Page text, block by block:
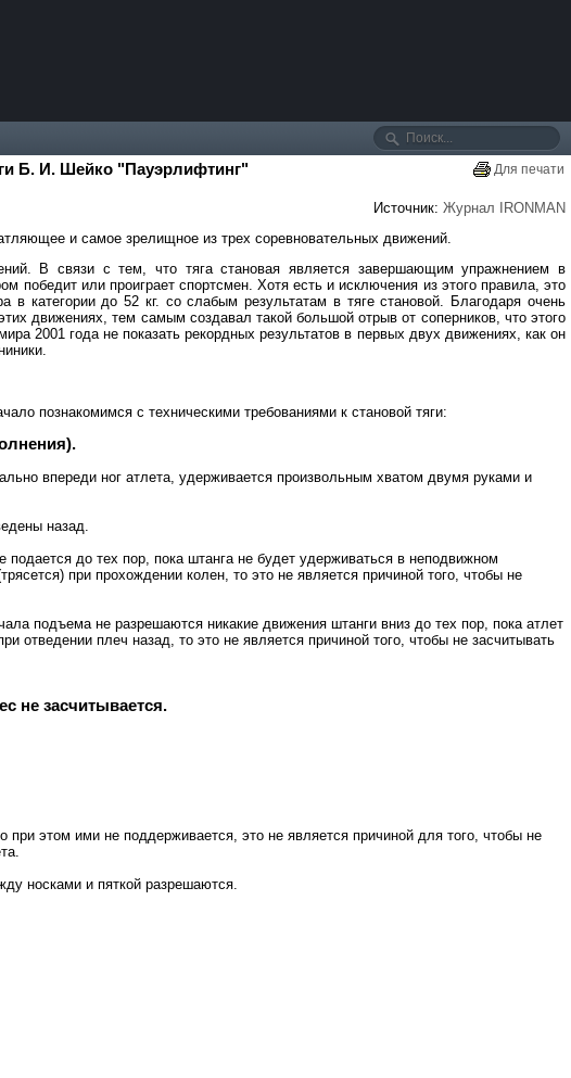
Для печати
Б. И. Шейко "Пауэрлифтинг"
Источник: Журнал IRONMAN
и самое зрелищное из трех соревновательных движений.
В связи с тем, что тяга становая является завершающим упражнением в
победит или проиграет спортсмен. Хотя есть и исключения из этого правила, это
категории до 52 кг. со слабым результатам в тяге становой. Благодаря очень
движениях, тем самым создавал такой большой отрыв от соперников, что этого
2001 года не показать рекордных результатов в первых двух движениях, как он
познакомимся с техническими требованиями к становой тяги:
впереди ног атлета, удерживается произвольным хватом двумя руками и
назад.
до тех пор, пока штанга не будет удерживаться в неподвижном
при прохождении колен, то это не является причиной того, чтобы не
подъема не разрешаются никакие движения штанги вниз до тех пор, пока атлет
отведении плеч назад, то это не является причиной того, чтобы не засчитывать
не засчитывается.
этом ими не поддерживается, это не является причиной для того, чтобы не
носками и пяткой разрешаются.